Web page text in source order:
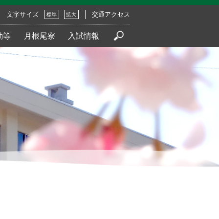
文字サイズ 標準 拡大 交通アクセス
等 月根尾寮 入試情報